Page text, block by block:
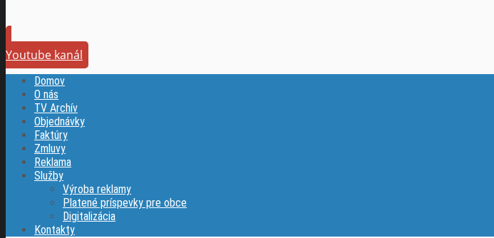
Youtube kanál
Domov
O nás
TV Archív
Objednávky
Faktúry
Zmluvy
Reklama
Služby
Výroba reklamy
Platené príspevky pre obce
Digitalizácia
Kontakty